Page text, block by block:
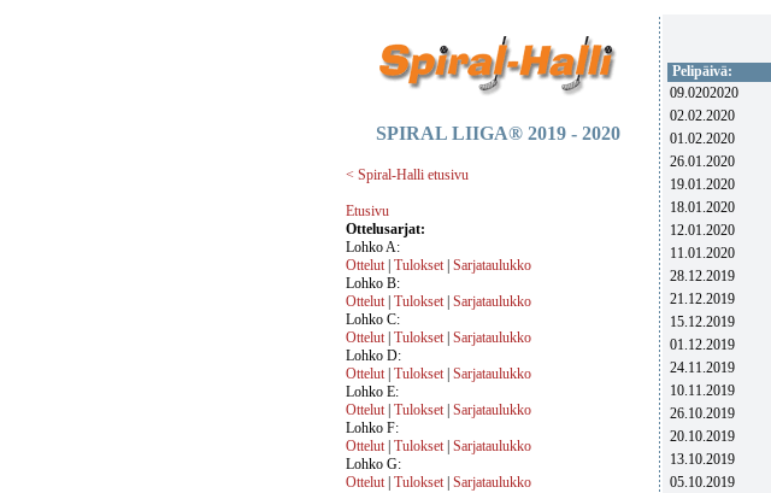
SPIRAL LIIGA® 2019 - 2020
< Spiral-Halli etusivu
Etusivu
Ottelusarjat:
Lohko A:
Ottelut | Tulokset | Sarjataulukko
Lohko B:
Ottelut | Tulokset | Sarjataulukko
Lohko C:
Ottelut | Tulokset | Sarjataulukko
Lohko D:
Ottelut | Tulokset | Sarjataulukko
Lohko E:
Ottelut | Tulokset | Sarjataulukko
Lohko F:
Ottelut | Tulokset | Sarjataulukko
Lohko G:
Ottelut | Tulokset | Sarjataulukko
Pelipäivä:
09.0202020
02.02.2020
01.02.2020
26.01.2020
19.01.2020
18.01.2020
12.01.2020
11.01.2020
28.12.2019
21.12.2019
15.12.2019
01.12.2019
24.11.2019
10.11.2019
26.10.2019
20.10.2019
13.10.2019
05.10.2019